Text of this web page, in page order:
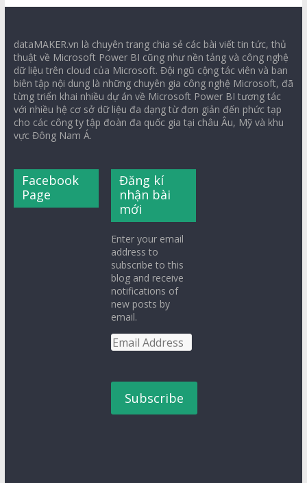
dataMAKER.vn là chuyên trang chia sẻ các bài viết tin tức, thủ
thuật về Microsoft Power BI cũng như nền tảng và công nghệ
dữ liệu trên cloud của Microsoft. Đội ngũ cộng tác viên và ban
biên tập nội dung là những chuyên gia công nghệ Microsoft, đã
từng triển khai nhiều dự án về Microsoft Power BI tương tác
với nhiều hệ cơ sở dữ liệu đa dạng từ đơn giản đến phức tạp
cho các công ty tập đoàn đa quốc gia tại châu Âu, Mỹ và khu
vực Đông Nam Á.
Facebook
Page
Đăng kí
nhận bài
mới
Enter your email
address to
subscribe to this
blog and receive
notifications of
new posts by
email.
Email
Address
Subscribe